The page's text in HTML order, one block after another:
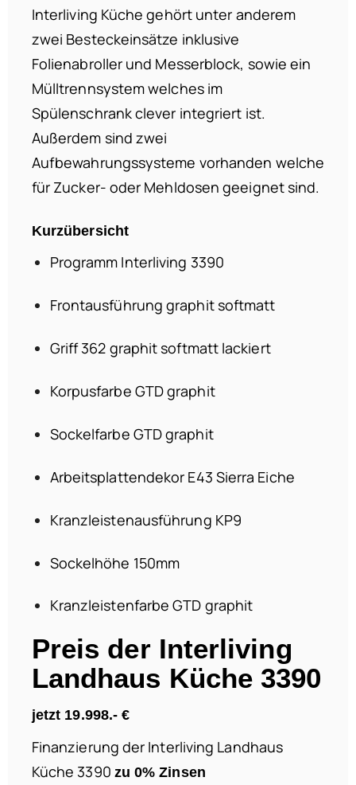
Interliving Küche gehört unter anderem
zwei Besteckeinsätze inklusive
Folienabroller und Messerblock, sowie ein
Mülltrennsystem welches im
Spülenschrank clever integriert ist.
Außerdem sind zwei
Aufbewahrungssysteme vorhanden welche
für Zucker- oder Mehldosen geeignet sind.
Kurzübersicht
Programm Interliving 3390
Frontausführung graphit softmatt
Griff 362 graphit softmatt lackiert
Korpusfarbe GTD graphit
Sockelfarbe GTD graphit
Arbeitsplattendekor E43 Sierra Eiche
Kranzleistenausführung KP9
Sockelhöhe 150mm
Kranzleistenfarbe GTD graphit
Preis der Interliving
Landhaus Küche 3390
jetzt 19.998.- €
Finanzierung der Interliving Landhaus
Küche 3390 zu 0% Zinsen